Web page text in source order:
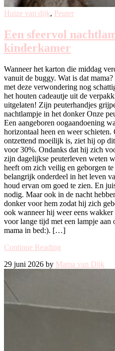
Huize van dijk, Peuter
Een sfeervol
kinderkamer
Wanneer het karton die middag
vanuit de buggy. Wat is dat
met deze verwondering nog
het houten cadeautje uit de
uitgelaten! Zijn peuterhandjes
nachtlampje in het donker Onze
Een aangeboren oogaandoening
horizontaal heen en weer
ontzettend moeilijk is, ziet hij op
voor 30%. Ondanks dat hij zich
zijn dagelijkse peuterleven weten
heeft om zich veilig en geborgen
belangrijk onderdeel in het leven
houd ervan om goed te zien. En
nodig. Maar ook in de nacht
donker voor hem zodat hij zich
ook wanneer hij weer eens
voor lange tijd met een lampje
mama in bed:). […]
Continue Reading
29 juni 2026 by Mama van Dijk